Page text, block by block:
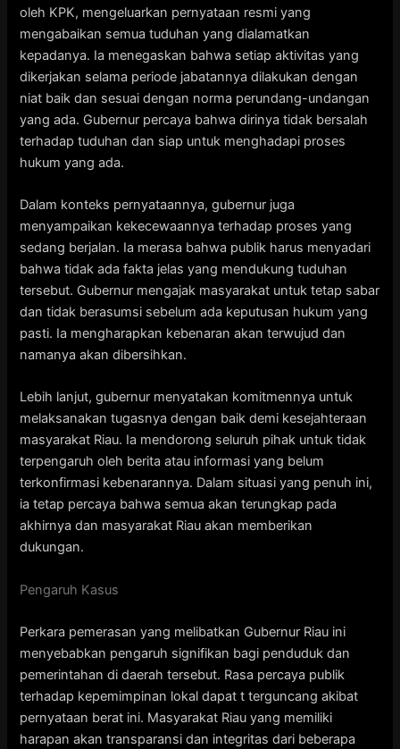
oleh KPK, mengeluarkan pernyataan resmi yang
mengabaikan semua tuduhan yang dialamatkan
kepadanya. Ia menegaskan bahwa setiap aktivitas yang
dikerjakan selama periode jabatannya dilakukan dengan
niat baik dan sesuai dengan norma perundang-undangan
yang ada. Gubernur percaya bahwa dirinya tidak bersalah
terhadap tuduhan dan siap untuk menghadapi proses
hukum yang ada.
Dalam konteks pernyataannya, gubernur juga
menyampaikan kekecewaannya terhadap proses yang
sedang berjalan. Ia merasa bahwa publik harus menyadari
bahwa tidak ada fakta jelas yang mendukung tuduhan
tersebut. Gubernur mengajak masyarakat untuk tetap sabar
dan tidak berasumsi sebelum ada keputusan hukum yang
pasti. Ia mengharapkan kebenaran akan terwujud dan
namanya akan dibersihkan.
Lebih lanjut, gubernur menyatakan komitmennya untuk
melaksanakan tugasnya dengan baik demi kesejahteraan
masyarakat Riau. Ia mendorong seluruh pihak untuk tidak
terpengaruh oleh berita atau informasi yang belum
terkonfirmasi kebenarannya. Dalam situasi yang penuh ini,
ia tetap percaya bahwa semua akan terungkap pada
akhirnya dan masyarakat Riau akan memberikan
dukungan.
Pengaruh Kasus
Perkara pemerasan yang melibatkan Gubernur Riau ini
menyebabkan pengaruh signifikan bagi penduduk dan
pemerintahan di daerah tersebut. Rasa percaya publik
terhadap kepemimpinan lokal dapat t terguncang akibat
pernyataan berat ini. Masyarakat Riau yang memiliki
harapan akan transparansi dan integritas dari beberapa